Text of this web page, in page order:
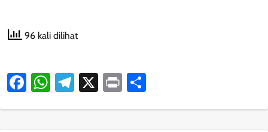
96 kali dilihat
Facebook
WhatsApp
Telegram
X Print